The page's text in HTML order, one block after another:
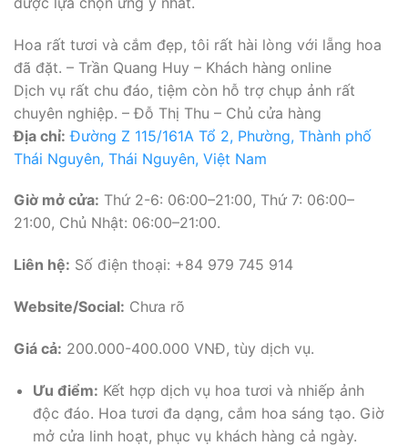
Hoa rất tươi và cắm đẹp, tôi rất hài lòng với lẵng hoa
đã đặt. – Trần Quang Huy – Khách hàng online
Dịch vụ rất chu đáo, tiệm còn hỗ trợ chụp ảnh rất
chuyên nghiệp. – Đỗ Thị Thu – Chủ cửa hàng
Địa chỉ: Đường Z 115/161A Tổ 2, Phường, Thành phố
Thái Nguyên, Thái Nguyên, Việt Nam
Giờ mở cửa: Thứ 2-6: 06:00–21:00, Thứ 7: 06:00–
21:00, Chủ Nhật: 06:00–21:00.
Liên hệ: Số điện thoại: +84 979 745 914
Website/Social: Chưa rõ
Giá cả: 200.000-400.000 VNĐ, tùy dịch vụ.
Ưu điểm: Kết hợp dịch vụ hoa tươi và nhiếp ảnh
độc đáo. Hoa tươi đa dạng, cắm hoa sáng tạo. Giờ
mở cửa linh hoạt, phục vụ khách hàng cả ngày.